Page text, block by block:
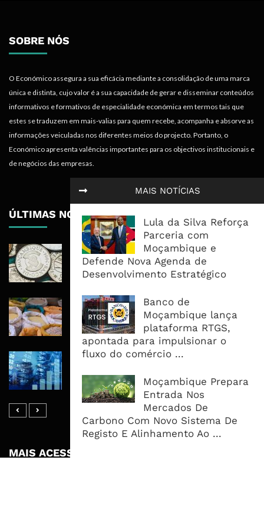
MAIS NOTÍCIAS
Lula da Silva Reforça
Parceria com
Moçambique e
Defende Nova Agenda de
Desenvolvimento Estratégico
Banco de
Moçambique lança
plataforma RTGS,
apontada para impulsionar o
fluxo do comércio ...
Moçambique Prepara
Entrada Nos
Mercados De
Carbono Com Novo Sistema De
Registo E Alinhamento Ao ...
SOBRE NÓS
O Económico assegura a sua eficácia mediante a consolidação de uma marca
única e distinta, cujo valor é a sua capacidade de gerar e disseminar conteúdos
informativos e formativos de especialidade económica em termos tais que
estes se traduzem em mais-valias para quem recebe, acompanha e absorve as
informações veiculadas nos diferentes meios do projecto. Portanto, o
Económico apresenta valências importantes para os objectivos institucionais e
de negócios das empresas.
ÚLTIMAS NOTÍCIAS
Economia Moçambicana Procura
Recuperar em 2026, Mas Crédito,
Dívida e Divisas Limitam Aceleração
Commodities Agrícolas Entram Numa
Nova Fase de Risco Após Meses de
Oferta Confortável
Dívida Pública Sobe Para 75,2% do
Endividamento Interno
MAIS ACESSADOS